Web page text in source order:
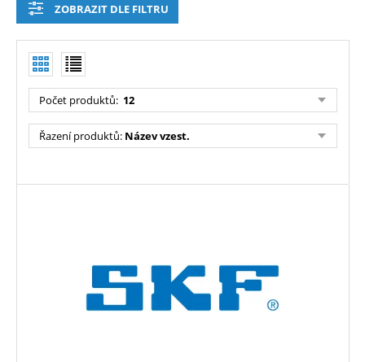
ZOBRAZIT DLE FILTRU
Počet produktů: 12
Řazení produktů: Název vzest.